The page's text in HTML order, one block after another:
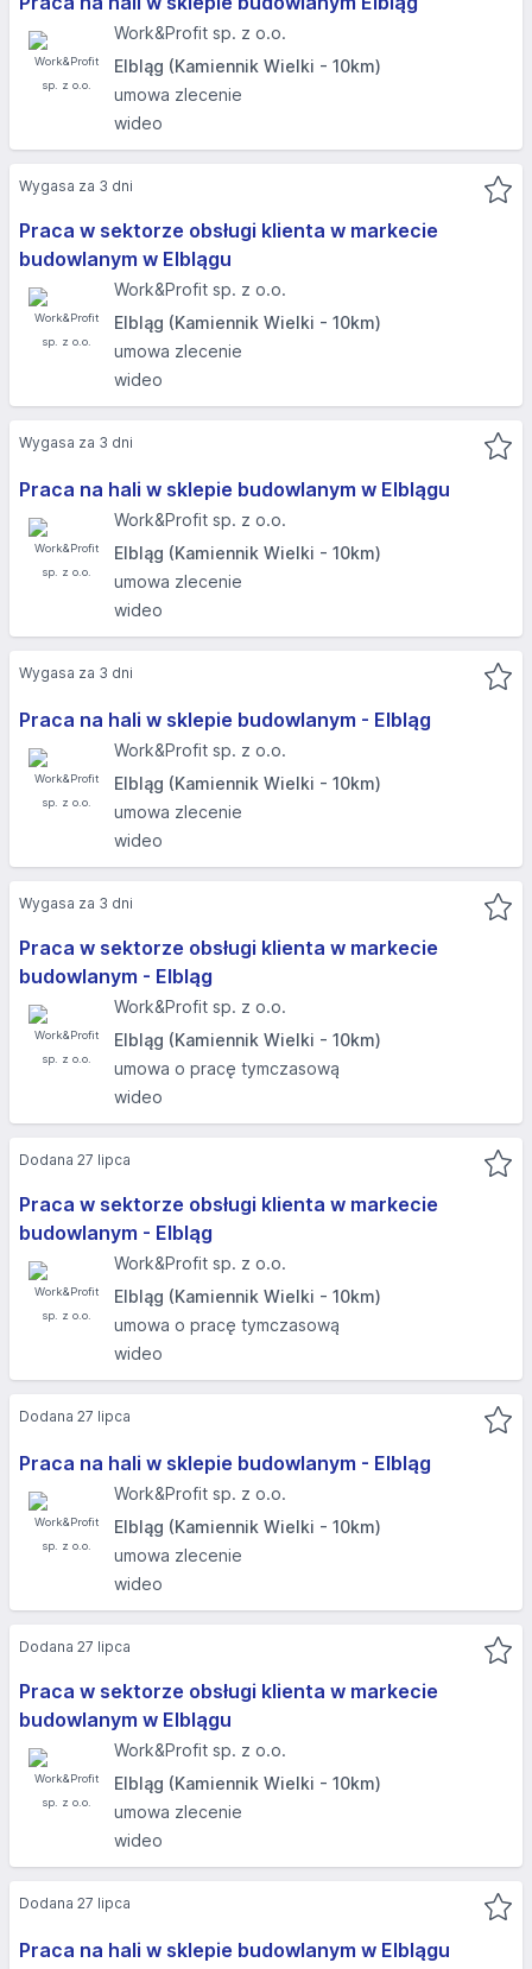
Work&Profit sp. z o.o.
Elbląg (Kamiennik Wielki - 10km)
umowa zlecenie
wideo
Praca w sektorze obsługi klienta w markecie
budowlanym w Elblągu
Work&Profit sp. z o.o.
Elbląg (Kamiennik Wielki - 10km)
umowa zlecenie
wideo
Wygasa za 3 dni
Praca na hali w sklepie budowlanym w Elblągu
Work&Profit sp. z o.o.
Elbląg (Kamiennik Wielki - 10km)
umowa zlecenie
wideo
Wygasa za 3 dni
Praca na hali w sklepie budowlanym - Elbląg
Work&Profit sp. z o.o.
Elbląg (Kamiennik Wielki - 10km)
umowa zlecenie
wideo
Wygasa za 3 dni
Praca w sektorze obsługi klienta w markecie
budowlanym - Elbląg
Work&Profit sp. z o.o.
Elbląg (Kamiennik Wielki - 10km)
umowa o pracę tymczasową
wideo
Wygasa za 3 dni
Praca w sektorze obsługi klienta w markecie
budowlanym - Elbląg
Work&Profit sp. z o.o.
Elbląg (Kamiennik Wielki - 10km)
umowa o pracę tymczasową
wideo
Dodana 27 lipca
Praca na hali w sklepie budowlanym - Elbląg
Work&Profit sp. z o.o.
Elbląg (Kamiennik Wielki - 10km)
umowa zlecenie
wideo
Dodana 27 lipca
Praca w sektorze obsługi klienta w markecie
budowlanym w Elblągu
Work&Profit sp. z o.o.
Elbląg (Kamiennik Wielki - 10km)
umowa zlecenie
wideo
Dodana 27 lipca
Praca na hali w sklepie budowlanym w Elblągu
Dodana 27 lipca